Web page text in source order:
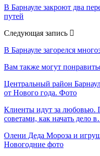
В Барнауле закроют два
путей
Следующая запись
В Барнауле загорелся
Вам также могут
Центральный район
от Нового года. Фото
Клиенты идут за любовью.
советами, как начать дело
Олени Деда Мороза и
Новогодние фото